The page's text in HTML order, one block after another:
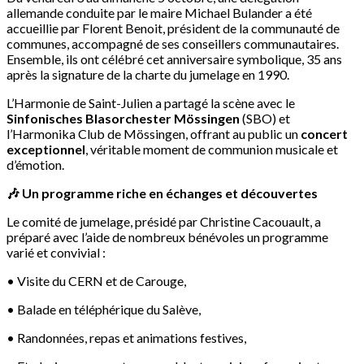
allemande conduite par le maire Michael Bulander a été
accueillie par Florent Benoit, président de la communauté de
communes, accompagné de ses conseillers communautaires.
Ensemble, ils ont célébré cet anniversaire symbolique, 35 ans
après la signature de la charte du jumelage en 1990.
L’Harmonie de Saint-Julien a partagé la scène avec le
Sinfonisches Blasorchester Mössingen (SBO) et
l’Harmonika Club de Mössingen, offrant au public un concert
exceptionnel , véritable moment de communion musicale et
d’émotion.
🎶 Un programme riche en échanges et découvertes
Le comité de jumelage, présidé par Christine Cacouault, a
préparé avec l’aide de nombreux bénévoles un programme
varié et convivial :
• Visite du CERN et de Carouge,
• Balade en téléphérique du Salève,
• Randonnées, repas et animations festives,